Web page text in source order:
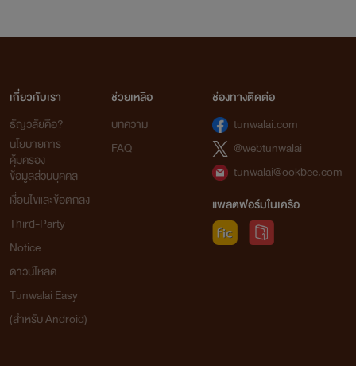
เกี่ยวกับเรา
ธัญวลัยคือ?
นโยบายการ
คุ้มครอง
ข้อมูลส่วนบุคคล
เงื่อนไขและข้อตกลง
Third-Party
Notice
ดาวน์โหลด
Tunwalai Easy
(สำหรับ Android)
ช่วยเหลือ
บทความ
FAQ
ช่องทางติดต่อ
tunwalai.com
@webtunwalai
tunwalai@ookbee.com
แพลตฟอร์มในเครือ